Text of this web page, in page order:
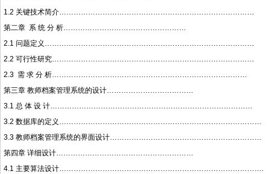
1.2 关键技术简介………………………………………………………………………
第二章 系 统 分 析……………………………………………
2.1 问题定义……………………………………………………………………………
2.2 可行性研究…………………………………………………………………………
2.3 需 求 分 析………………………………………………………………………
第三章 教师档案管理系统的设计………………………………
3.1 总 体 设 计…………………………………………………………………………
3.2 数据库的定义…………………………………………………………………………
3.3 教师档案管理系统的界面设计………………………………………………………
第四章 详细设计…………………………………………………
4.1 主要算法设计………………………………………………………………………….